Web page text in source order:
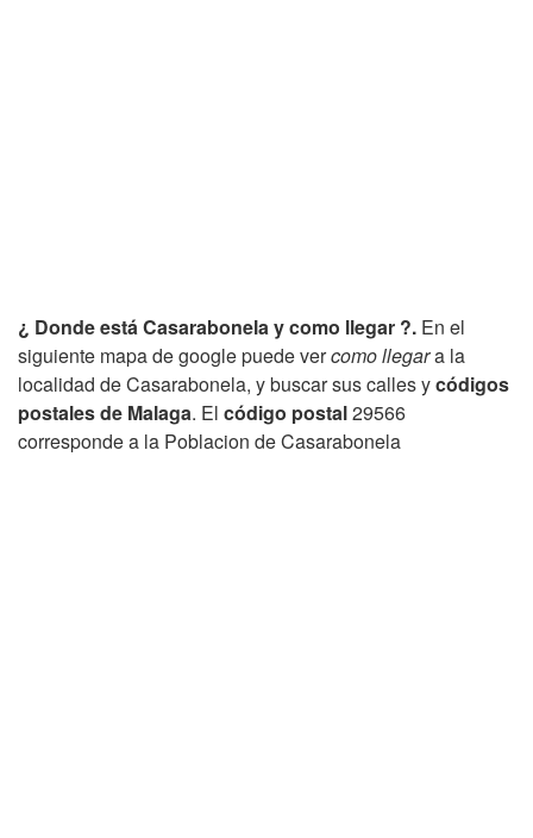
¿ Donde está Casarabonela y como llegar ?. En el
siguiente mapa de google puede vercomo llegara la
localidad de Casarabonela, y buscar sus calles ycódigos
postales de Malaga. El código postal29566
corresponde a la Poblacion de Casarabonela